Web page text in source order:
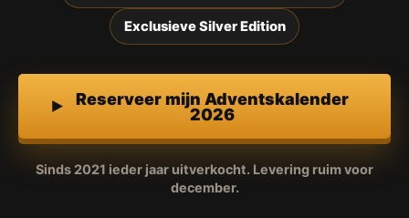
Exclusieve Silver Edition
Reserveer mijn Adventskalender
2026
Sinds 2021 ieder jaar uitverkocht. Levering ruim voor
december.